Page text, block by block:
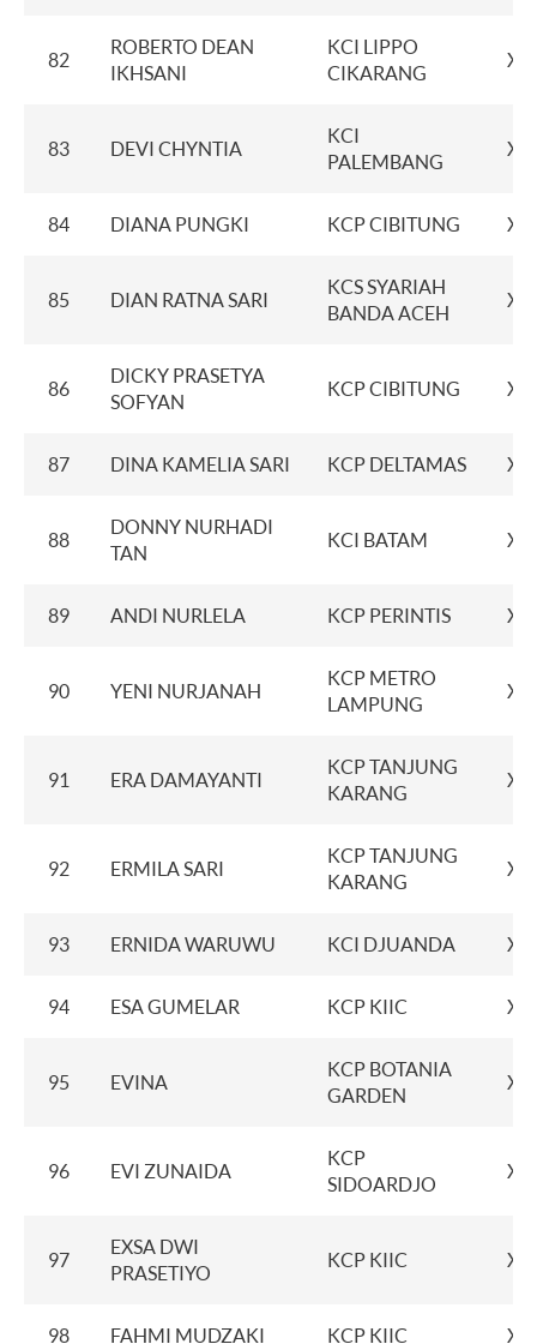
82
ROBERTO DEAN
IKHSANI
KCI LIPPO
CIKARANG
83 DEVI CHYNTIA
KCI
PALEMBANG
84 DIANA PUNGKI KCP CIBITUNG
85 DIAN RATNA SARI
KCS SYARIAH
BANDA ACEH
86
DICKY PRASETYA
SOFYAN
KCP CIBITUNG
87 DINA KAMELIA SARI KCP DELTAMAS
88
DONNY NURHADI
TAN
KCI BATAM
89 ANDI NURLELA KCP PERINTIS
90 YENI NURJANAH
KCP METRO
LAMPUNG
91 ERA DAMAYANTI
KCP TANJUNG
KARANG
92 ERMILA SARI
KCP TANJUNG
KARANG
93 ERNIDA WARUWU KCI DJUANDA
94 ESA GUMELAR KCP KIIC
95 EVINA
KCP BOTANIA
GARDEN
96 EVI ZUNAIDA
KCP
SIDOARDJO
97
EXSA DWI
PRASETIYO
KCP KIIC
98 FAHMI MUDZAKI KCP KIIC